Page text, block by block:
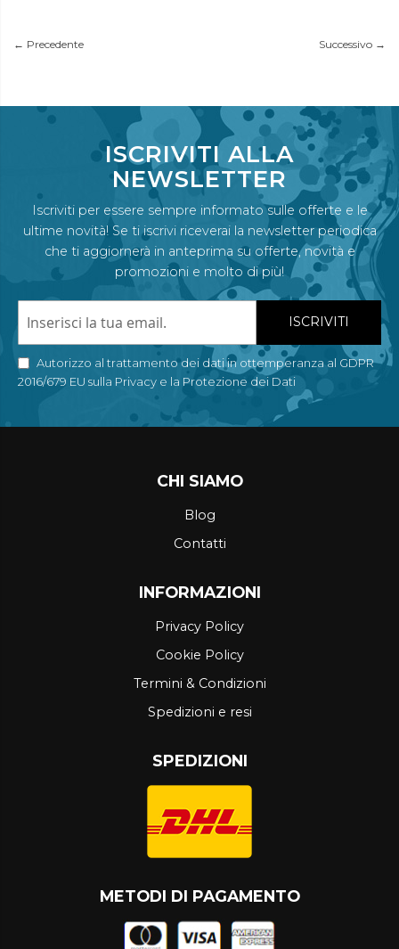
← Precedente Successivo →
ISCRIVITI ALLA
NEWSLETTER
Iscriviti per essere sempre informato sulle offerte e le
ultime novità! Se ti iscrivi riceverai la newsletter periodica
che ti aggiornerà in anteprima su offerte, novità e
promozioni e molto di più!
ISCRIVITI
Autorizzo al trattamento dei dati in ottemperanza al GDPR
2016/679 EU sulla Privacy e la Protezione dei Dati
CHI SIAMO
Blog
Contatti
INFORMAZIONI
Privacy Policy
Cookie Policy
Termini & Condizioni
Spedizioni e resi
SPEDIZIONI
METODI DI PAGAMENTO